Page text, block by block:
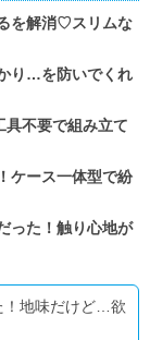
を解消♡スリムな
り…を防いでくれ
具不要で組み立て
ケース一体型で紛
った！触り心地が
！地味だけど…欲